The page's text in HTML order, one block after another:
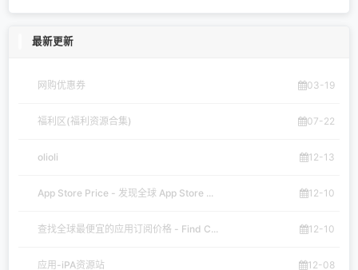
最新更新
网购优惠券 03-19
福利区(福利资源合集) 07-22
olioli 12-13
App Store Price - 发现全球 App Store ... 12-10
查找全球最便宜的应用订阅价格 - Find C... 12-10
应用-iPA资源站 12-08